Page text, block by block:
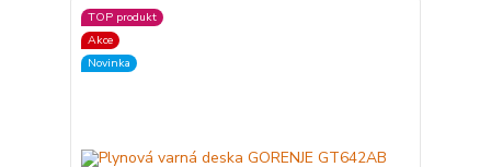
TOP produkt
Akce
Novinka